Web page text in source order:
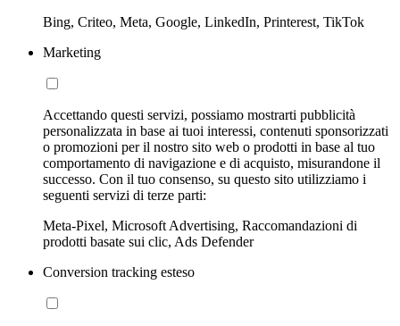
Bing, Criteo, Meta, Google, LinkedIn, Printerest, TikTok
Marketing
Accettando questi servizi, possiamo mostrarti pubblicità
personalizzata in base ai tuoi interessi, contenuti sponsorizzati
o promozioni per il nostro sito web o prodotti in base al tuo
comportamento di navigazione e di acquisto, misurandone il
successo. Con il tuo consenso, su questo sito utilizziamo i
seguenti servizi di terze parti:
Meta-Pixel, Microsoft Advertising, Raccomandazioni di
prodotti basate sui clic, Ads Defender
Conversion tracking esteso